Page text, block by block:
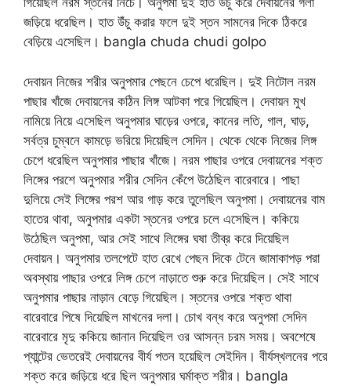
জড়িয়ে ধরেছিল। হাত উঁচু করার ফলে দুই স্তন সামনের দিকে ঠিকরে
বেড়িয়ে এসেছিল। bangla chuda chudi golpo
দেবায়ন নিজের শরীর অনুপমার পেছনে চেপে ধরেছিল। দুই নিটোল নরম
পাছার খাঁজে দেবায়নের কঠিন লিঙ্গ আটকা পরে গিয়েছিল। দেবায়ন মুখ
নামিয়ে নিয়ে এসেছিল অনুপমার ঘাড়ের ওপরে, কানের লতি, গাল, ঘাড়,
সর্বত্র চুম্বনে কামড়ে ভরিয়ে দিয়েছিল সেদিন। থেকে থেকে নিজের লিঙ্গ
চেপে ধরেছিল অনুপমার পাছার খাঁজে। নরম পাছার ওপরে দেবায়নের শক্ত
লিঙ্গের পরশে অনুপমার শরীর সেদিন কেঁপে উঠেছিল বারেবারে। পাছা
দুলিয়ে সেই লিঙ্গের পরশ আর গাড় করে তুলেছিল অনুপমা। দেবায়নের বাম
হাতের থাবা, অনুপমার একটা স্তনের ওপরে চলে এসেছিল। ককিয়ে
উঠেছিল অনুপমা, আর সেই সাথে লিঙ্গের ঘষা তীব্র করে দিয়েছিল
দেবায়ন। অনুপমার তলপেটে হাত রেখে পেছন দিকে টেনে জামাকাপড় পরা
অবস্থায় পাছার ওপরে লিঙ্গ চেপে নাড়াতে শুরু করে দিয়েছিল। সেই সাথে
অনুপমার পাছার নাড়ান বেড়ে গিয়েছিল। স্তনের ওপরে শক্ত থাবা
বারেবারে পিষে দিয়েছিল মাখনের দলা। চোখ বন্ধ করে অনুপমা সেদিন
বারেবারে মৃদু ককিয়ে জানান দিয়েছিল ওর আসন্ন চরম সময়। অবশেষে
প্যান্টের ভেতরেই দেবায়নের বীর্য পতন হয়েছিল সেইদিন। বীর্যস্খলনের পরে
শক্ত করে জড়িয়ে ধরে ছিল অনুপমার ঘর্মাক্ত শরীর। bangla